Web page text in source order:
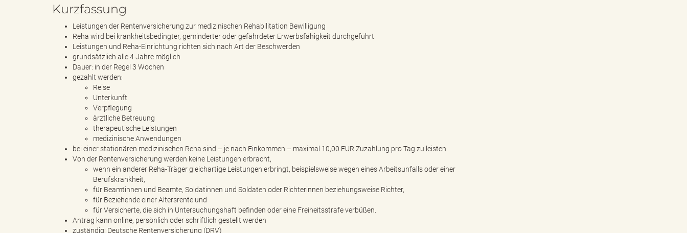
d
s
Kurzfassung
Leistungen der Rentenversicherung zur medizinischen Rehabilitation Bewilligung
Reha wird bei krankheitsbedingter, geminderter oder gefährdeter Erwerbsfähigkeit durchgeführt
Leistungen und Reha-Einrichtung richten sich nach Art der Beschwerden
grundsätzlich alle 4 Jahre möglich
Dauer: in der Regel 3 Wochen
gezahlt werden:
Reise
Unterkunft
Verpflegung
ärztliche Betreuung
therapeutische Leistungen
medizinische Anwendungen
bei einer stationären medizinischen Reha sind – je nach Einkommen – maximal 10,00 EUR Zuzahlung pro Tag zu leisten
Von der Rentenversicherung werden keine Leistungen erbracht,
wenn ein anderer Reha-Träger gleichartige Leistungen erbringt, beispielsweise wegen eines Arbeitsunfalls oder einer
Berufskrankheit,
für Beamtinnen und Beamte, Soldatinnen und Soldaten oder Richterinnen beziehungsweise Richter,
für Beziehende einer Altersrente und
für Versicherte, die sich in Untersuchungshaft befinden oder eine Freiheitsstrafe verbüßen.
Antrag kann online, persönlich oder schriftlich gestellt werden
zuständig: Deutsche Rentenversicherung (DRV)